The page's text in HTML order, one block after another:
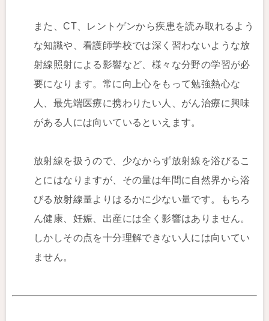
また、CT、レントゲンから疾患を読み取れるよう
な知識や、看護師学校では深く習わないような放
射線照射による影響など、様々な分野の学習が必
要になります。常に向上心をもって勉強熱心な
人、最先端医療に携わりたい人、がん治療に興味
がある人には向いているといえます。
放射線を扱うので、少なからず放射線を浴びるこ
とにはなりますが、その量は年間に自然界から浴
びる放射線量よりはるかに少ない量です。もちろ
ん健康、妊娠、出産には全く影響はありません。
しかしその点を十分理解できない人には向いてい
ません。